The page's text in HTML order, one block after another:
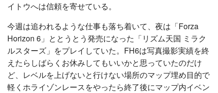
イトウへは信頼を寄せている。
今週は追われるような仕事も落ち着いて、夜は「Forza
Horizon 6」ととうとう発売になった「リズム天国 ミラク
ルスターズ」をプレイしていた。FH6は写真撮影実績を終
えたらしばらくお休みしてもいいかと思っていたのだけ
ど、レベルを上げないと行けない場所のマップ埋め目的で
軽くホライゾンレースをやったら終了後にマップ内イベン